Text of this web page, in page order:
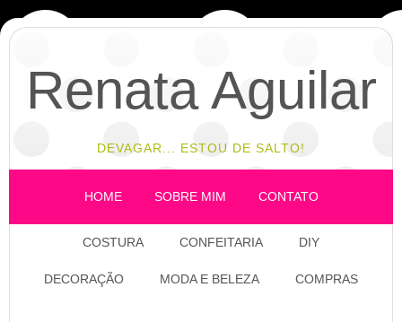
Renata Aguilar
DEVAGAR... ESTOU DE SALTO!
HOME SOBRE MIM CONTATO
COSTURA CONFEITARIA DIY
DECORAÇÃO MODA E BELEZA COMPRAS